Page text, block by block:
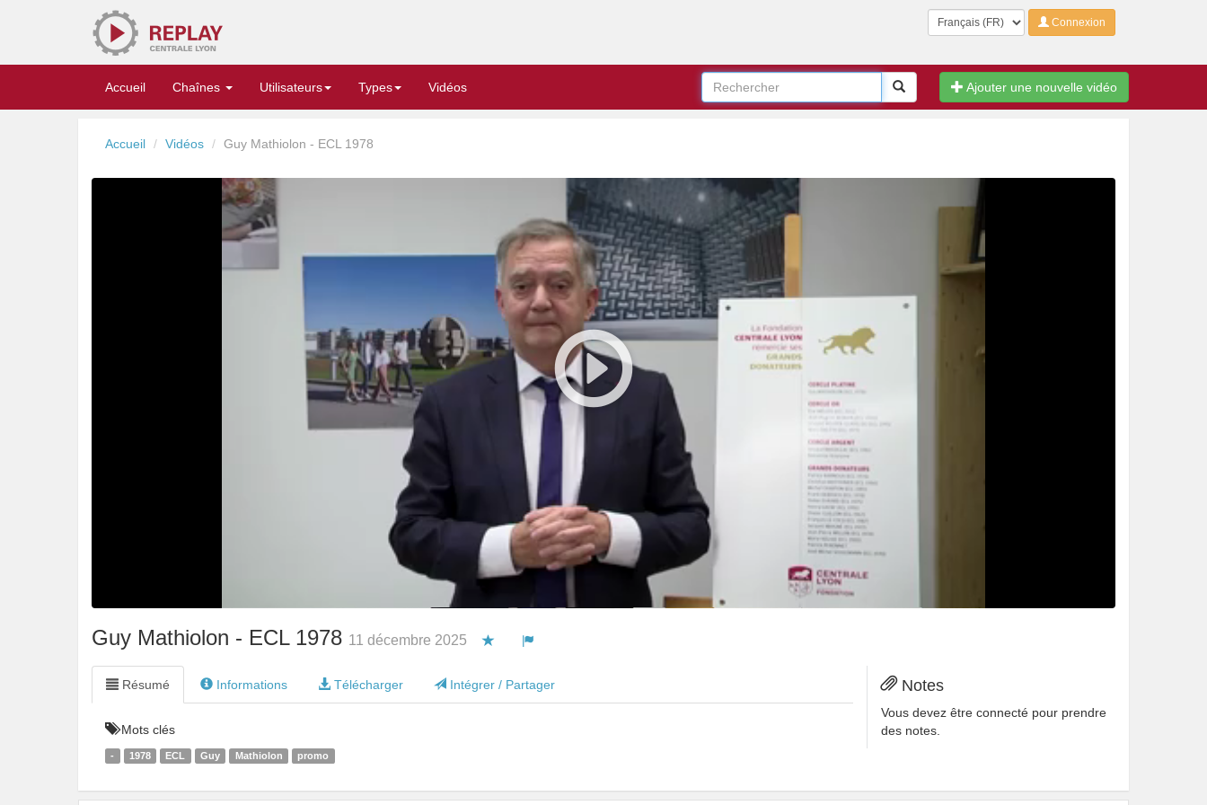
Replay Langue Connexion
Accueil Chaînes Utilisateurs Types Vidéos Ajouter une nouvelle vidéo
Rechercher
Accueil Vidéos Guy Mathiolon - ECL 1978
Play
Video
Guy Mathiolon - ECL 1978 11 décembre 2025 Vous devez être connecté pour ajouter cette vidéo à vos favoris.
Résumé Informations Télécharger Intégrer / Partager
Mots clés
- 1978 ECL Guy Mathiolon promo
Notes
Vous devez être connecté pour prendre
des notes.